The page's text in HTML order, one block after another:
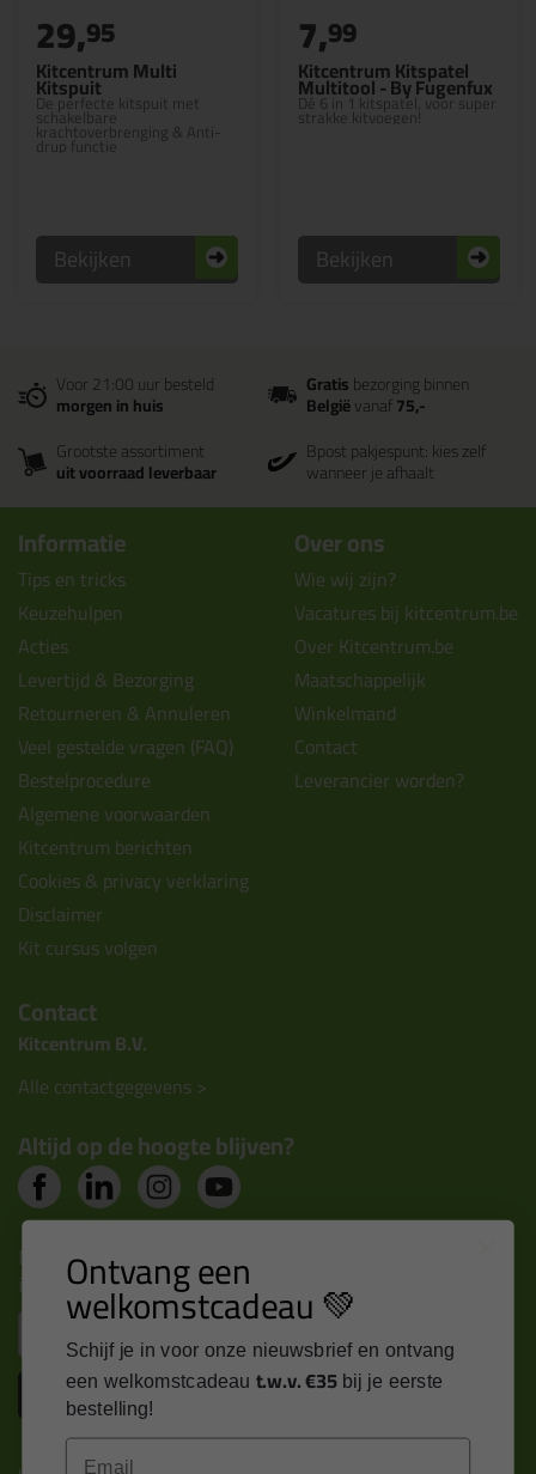
Kitcentrum Multi
Kitspuit
De perfecte kitspuit met
schakelbare
krachtoverbrenging & Anti-
drup functie
29,95
Bekijken
Kitcentrum Kitspatel
Multitool - By Fugenfux
Dé 6 in 1 kitspatel, voor super
strakke kitvoegen!
7,99
Bekijken
Voor 21:00 uur besteld
morgen in huis
Gratisbezorging binnen
Belgiëvanaf75,-
Grootste assortiment
uit voorraad leverbaar
Bpost pakjespunt: kies zelf
wanneer je afhaalt
Informatie
Tips en tricks
Keuzehulpen
Acties
Levertijd & Bezorging
Retourneren & Annuleren
Veel gestelde vragen (FAQ)
Bestelprocedure
Algemene voorwaarden
Kitcentrum berichten
Cookies & privacy verklaring
Disclaimer
Kit cursus volgen
Over ons
Wie wij zijn?
Vacatures bij kitcentrum.be
Over Kitcentrum.be
Maatschappelijk
Winkelmand
Contact
Leverancier worden?
Contact
Kitcentrum B.V.
Alle contactgegevens >
Altijd op de hoogte blijven?
Nieuws, tips en exclusieve deals rechtstreeks in je
inbox
Inschrijven
Ontvang een
welkomstcadeau 💚
Schijf je in voor onze nieuwsbrief en ontvang
een welkomstcadeau t.w.v. €35 bij je eerste
bestelling!
Email